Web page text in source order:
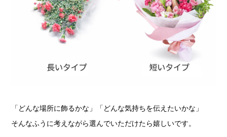
「どんな場所に飾るかな」「どんな気持ちを伝えたいかな」
そんなふうに考えながら選んでいただけたら嬉しいです。